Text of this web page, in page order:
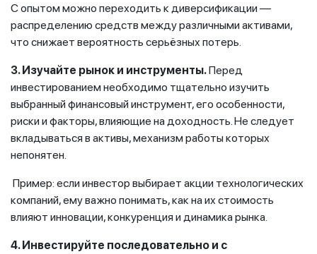
С опытом можно переходить к диверсификации —
распределению средств между различными активами,
что снижает вероятность серьёзных потерь.
3. Изучайте рынок и инструменты.Перед
инвестированием необходимо тщательно изучить
выбранный финансовый инструмент, его особенности,
риски и факторы, влияющие на доходность. Не следует
вкладываться в активы, механизм работы которых
непонятен.
Пример: если инвестор выбирает акции технологических
компаний, ему важно понимать, как на их стоимость
влияют инновации, конкуренция и динамика рынка.
4. Инвестируйте последовательно и с